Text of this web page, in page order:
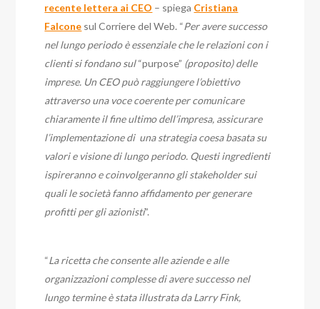
recente lettera ai CEO – spiega Cristiana
Falcone sul Corriere del Web. “Per avere successo
nel lungo periodo è essenziale che le relazioni con i
clienti si fondano sul“purpose” (proposito) delle
imprese. Un CEO può raggiungere l’obiettivo
attraverso una voce coerente per comunicare
chiaramente il fine ultimo dell’impresa, assicurare
l’implementazione di una strategia coesa basata su
valori e visione di lungo periodo. Questi ingredienti
ispireranno e coinvolgeranno gli stakeholder sui
quali le società fanno affidamento per generare
profitti per gli azionisti”.
“La ricetta che consente alle aziende e alle
organizzazioni complesse di avere successo nel
lungo termine è stata illustrata da Larry Fink,